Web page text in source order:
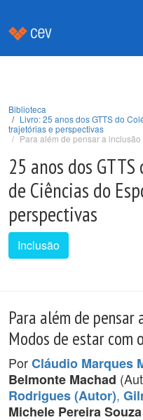
Biblioteca
Livro: 25 anos dos GTTS do
trajetórias e perspectivas
Para além de pensar a
25 anos dos
de Ciências do
perspectivas
Inclusão
Para além de
Modos de estar com
PorCláudio Marques
Belmonte Machad
Rodrigues (Autor),
Michele Pereira